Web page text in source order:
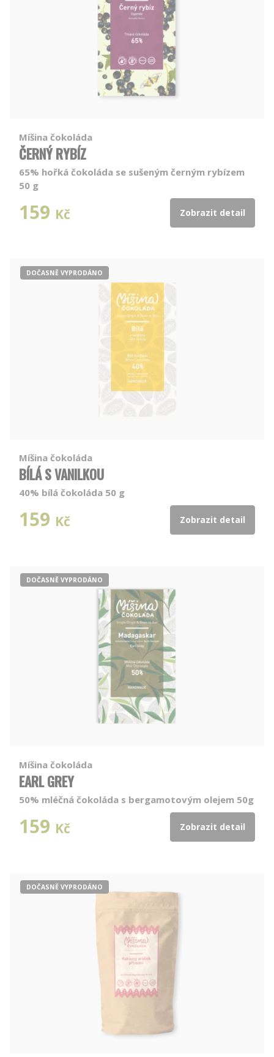
Míšina čokoláda
ČERNÝ RYBÍZ
65% hořká čokoláda se sušeným černým rybízem
50 g
159 Kč Zobrazit detail
DOČASNĚ VYPRODÁNO
Míšina čokoláda
BÍLÁ S VANILKOU
40% bílá čokoláda 50 g
159 Kč Zobrazit detail
DOČASNĚ VYPRODÁNO
Míšina čokoláda
EARL GREY
50% mléčná čokoláda s bergamotovým olejem 50g
159 Kč Zobrazit detail
DOČASNĚ VYPRODÁNO